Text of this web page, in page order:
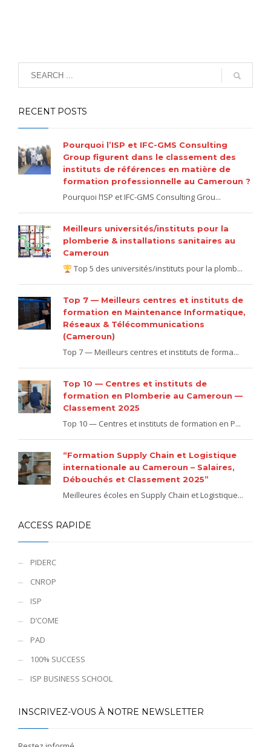
RECENT POSTS
Pourquoi l’ISP et IFC-GMS Consulting
Group figurent dans le classement des
instituts de références en matière de
formation professionnelle au Cameroun ?
Pourquoi l’ISP et IFC-GMS Consulting Grou...
Meilleurs universités/instituts pour la
plomberie & installations sanitaires au
Cameroun
Top 5 des universités/instituts pour la plomb...
Top 7 — Meilleurs centres et instituts de
formation en Maintenance Informatique,
Réseaux & Télécommunications
(Cameroun)
Top 7 — Meilleurs centres et instituts de forma...
Top 10 — Centres et instituts de
formation en Plomberie au Cameroun —
Classement 2025
Top 10 — Centres et instituts de formation en P...
“Formation Supply Chain et Logistique
internationale au Cameroun – Salaires,
Débouchés et Classement 2025”
Meilleures écoles en Supply Chain et Logistique...
ACCESS RAPIDE
PIDERC
CNROP
ISP
D’COME
PAD
100% SUCCESS
ISP BUSINESS SCHOOL
INSCRIVEZ-VOUS À NOTRE NEWSLETTER